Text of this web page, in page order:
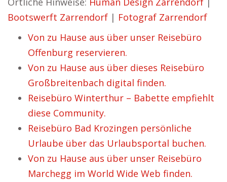
Bootswerft Zarrendorf | Fotograf Zarrendorf
Von zu Hause aus über unser Reisebüro
Offenburg reservieren.
Von zu Hause aus über dieses Reisebüro
Großbreitenbach digital finden.
Reisebüro Winterthur – Babette empfiehlt
diese Community.
Reisebüro Bad Krozingen persönliche
Urlaube über das Urlaubsportal buchen.
Von zu Hause aus über unser Reisebüro
Marchegg im World Wide Web finden.